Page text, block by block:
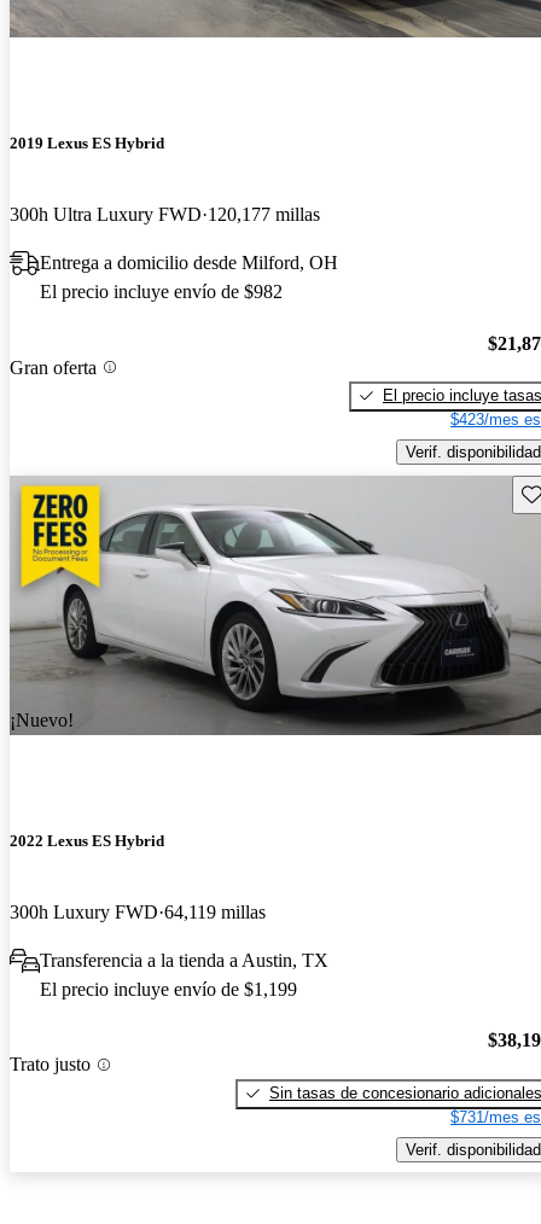
2019 Lexus ES Hybrid
300h Ultra Luxury FWD 120,177 millas
Entrega a domicilio desde Milford, OH
El precio incluye envío de $982
Gran oferta
El precio incluye tasas
$423/mes
Verif. disponibilidad
¡Nuevo!
2022 Lexus ES Hybrid
300h Luxury FWD 64,119 millas
Transferencia a la tienda a Austin, TX
El precio incluye envío de $1,199
Trato justo
Sin tasas de concesionario adicionales
$731/mes
Verif. disponibilidad